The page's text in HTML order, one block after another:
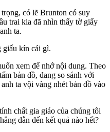
có lẽ Brunton có suy
trai kia đã nhìn thấy tờ giấy
ta.
giấu kín cái gì.
xem để nhớ nội dung. Theo
bản đồ, đang so sánh với
ta vội vàng nhét bản đồ vào
chất gia giáo của chúng tôi
dẫn đến kết quả nào hết?